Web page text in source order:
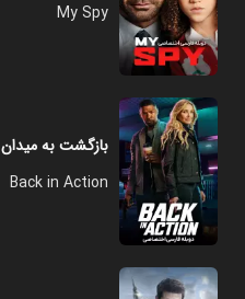
My Spy
بازگشت به میدان
Back in Action